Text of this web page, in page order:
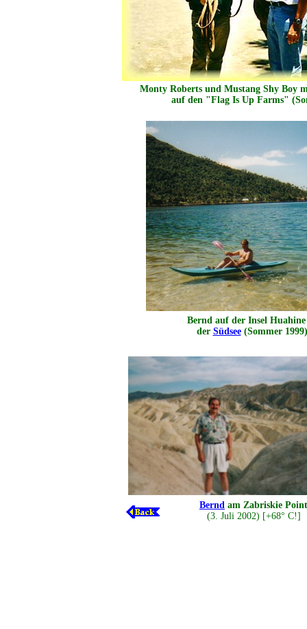
Monty Roberts und Mustang Shy Boy
auf den "Flag Is Up Farms"
Bernd auf der Insel
der Südsee(Sommer 1999)
Bernd am Zabriskie Point
(3. Juli 2002) [+68° C!]